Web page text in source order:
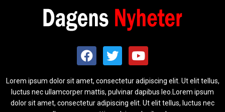
Lorem ipsum dolor sit amet, consectetur adipiscing elit. Ut elit tellus,
luctus nec ullamcorper mattis, pulvinar dapibus leo.Lorem ipsum
dolor sit amet, consectetur adipiscing elit. Ut elit tellus, luctus nec